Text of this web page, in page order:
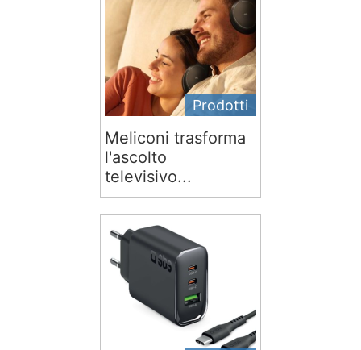
Prodotti
Meliconi trasforma
l'ascolto
televisivo...